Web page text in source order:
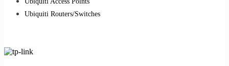
Ubiquiti Routers/Switches